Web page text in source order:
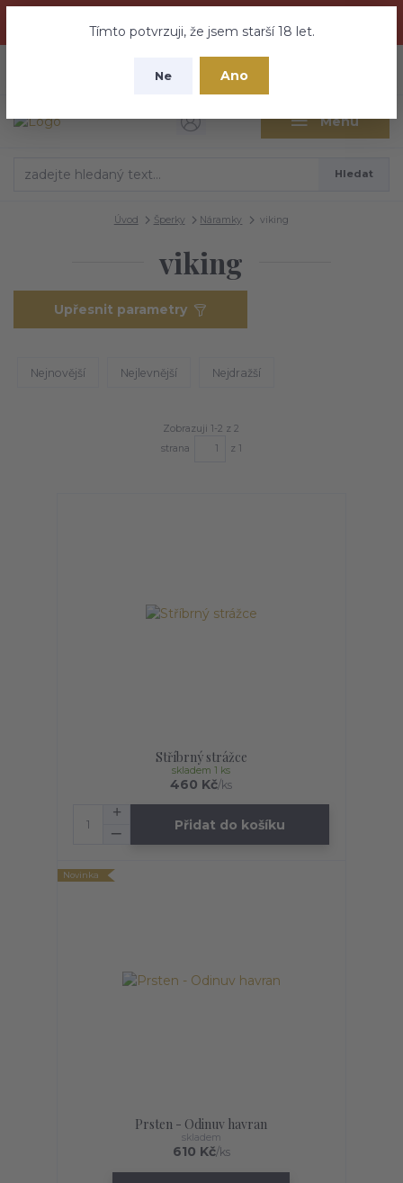
nebuďte vyděšeni zde najdete vše a ještě mnohem víc
Tímto potvrzuji, že jsem starší 18 let.
Ne Ano
Menu
CZK
Hledat
Úvod Šperky Náramky viking
viking
Upřesnit parametry
Nejnovější Nejlevnější Nejdražší
Zobrazuji 1-2 z 2
strana
z 1
Stříbrný strážce
460 Kč/ks
skladem 1 ks
Přidat do košíku
Novinka
Prsten - Odinuv havran
610 Kč/ks
skladem